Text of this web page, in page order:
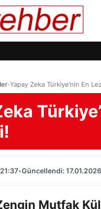
›Yapay Zeka Türkiye’nin En
•Güncellendi:
Mutfak